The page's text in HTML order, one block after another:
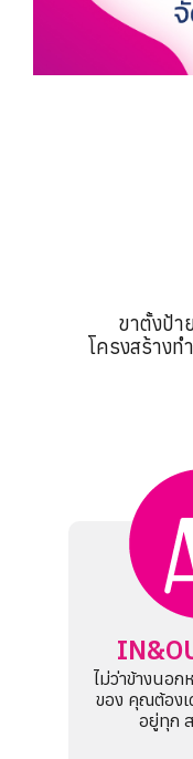
ขาตั้งป้า
โครงสร้างท
ไม่ว่าข้างนอก
ของ คุณต้องเ
อยู่ทุก